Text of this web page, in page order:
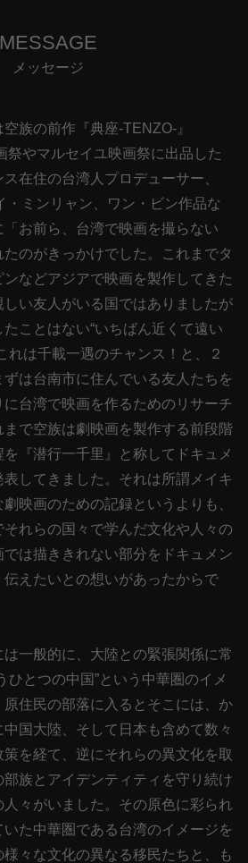
MESSAGE
メッセージ
族の前作『典座-TENZO-』
祭やマルセイユ映画祭に出品した
在住の台湾人プロデューサー、
・ミンリャン、ワン・ビン作品な
お前ら、台湾で映画を撮らない
のがきっかけでした。これまでタ
などアジアで映画を製作してきた
い友人がいる国ではありましたが
ことはない“いちばん近くて遠い
れは千載一遇のチャンス！と、２
ずは台南市に住んでいる友人たちを
台湾で映画を作るためのリサーチ
で空族は劇映画を製作する前段階
『潜行一千里』と称してドキュメ
してきました。それは所謂メイキ
映画のための記録というよりも、
れらの国々で学んだ文化や人々の
は描ききれない部分をドキュメン
えたいとの想いがあったからで
一般的に、大陸との緊張関係に常
ひとつの中国”という中華圏のイメ
住民の部落に入るとそこには、か
国大陸、そして日本も含めて数々
を経て、逆にそれらの異文化を取
部族とアイデンティティを守り続け
々がいました。その原色に彩られ
た中華圏である台湾のイメージを
々な文化の異なる移民たちと、も